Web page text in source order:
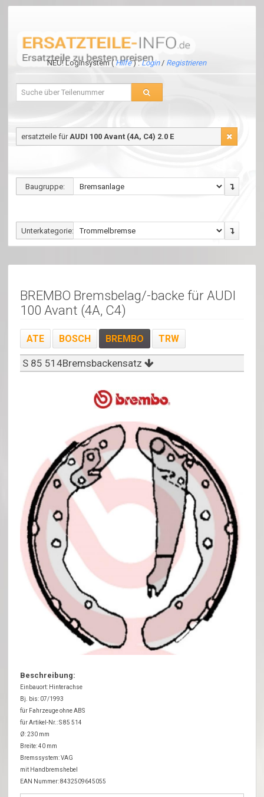
NEU! Loginsystem (Hilfe) :Login / Registrieren
ersatzteile fürAUDI 100 Avant (4A, C4) 2.0 E
Baugruppe:
Unterkategorie:
BREMBO Bremsbelag/-backe für AUDI
100 Avant (4A, C4)
ATE BOSCH BREMBO TRW
S 85 514Bremsbackensatz
Beschreibung:
Einbauort: Hinterachse
Bj. bis: 07/1993
für Fahrzeuge ohne ABS
für Artikel-Nr.: S 85 514
Ø: 230 mm
Breite: 40 mm
Bremssystem: VAG
mit Handbremshebel
EAN Nummer: 8432509645055